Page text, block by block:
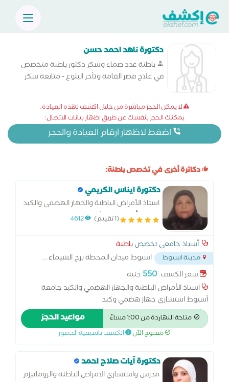
دكتورة ناهد احمد حسن
باطنة غدد صماء وسكر دكتور باطنة متخصص
في علاج قصر القامة وتأخر البلوغ - متابعة سكر
الأعصاب لمرضى السكر - أمراض الغدة الكظرية -
اضطرابات الغدة النخامية - الغدة الدرقية والجار
درقية - الفشل الكلوي نتيجة مرض السك
لا يمكن الحجز مباشرة من خلال اكشف لهذه العيادة،
يمكنك الحجز بنفسك عن طريق اظهار بيانات الاتصال:
اضغط لاظهار ارقام العيادة والحجز
دكاترة أخرى في تخصص باطنة:
دكتورة ايناس الكريمي
استاذ الأمراض الباطنة والجهاز الهضمي والكبد
جامعة أسيوط استشاري جهاز هضمي وكبد
(1 تقييم) 4612
أستاذ جامعي تخصصباطنة
مدينة اسيوط اسيوط ميدان المحطة برج الشيماء...
سعر الكشف:550 جنيه
استاذ الأمراض الباطنة والجهاز الهضمي والكبد جامعة
أسيوط استشاري جهاز هضمي وكبد
متاحة النهاردة من 1:00 مساءً مواعيد الحجز
مفتوح الآن الكشف باسبقية الحضور
دكتورة آيات صلاح احمد
مدرس واستشاري الامراض الباطنة والروماتيزم